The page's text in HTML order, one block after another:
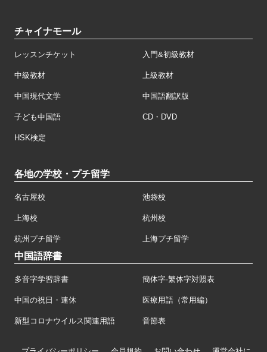
チャイナモール
レッスンチケット 入門&初級教材
中級教材 上級教材
中国現代文学 中国語翻訳版
子ども中国語 CD・DVD
HSK検定
各地の学校・プチ留学
名古屋校 池袋校
上海校 杭州校
杭州プチ留学 上海プチ留学
中国語辞書
多音字学習辞書 簡体字·繁体字対照表
中国の祝日・連休 医療用語（常用編）
新型コロナウイルス関連用語 音節表